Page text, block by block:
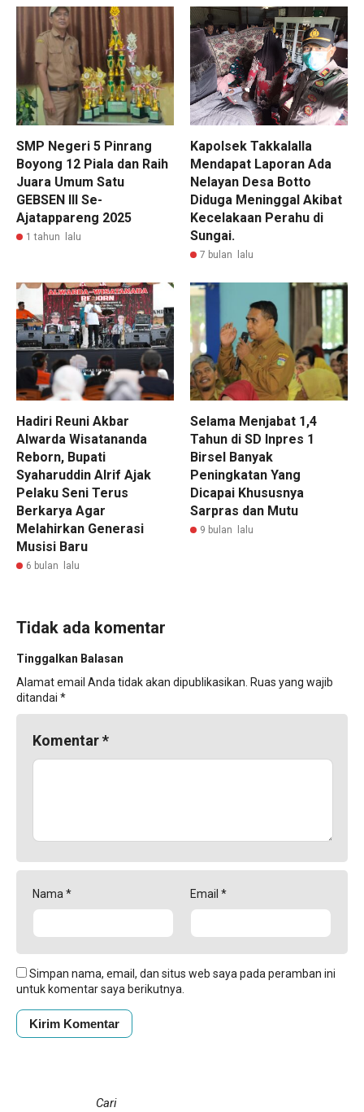
SMP Negeri 5 Pinrang
Boyong 12 Piala dan Raih
Juara Umum Satu
GEBSEN III Se-
Ajatappareng 2025
1 tahun lalu
Kapolsek Takkalalla
Mendapat Laporan Ada
Nelayan Desa Botto
Diduga Meninggal Akibat
Kecelakaan Perahu di
Sungai.
7 bulan lalu
Hadiri Reuni Akbar
Alwarda Wisatananda
Reborn, Bupati
Syaharuddin Alrif Ajak
Pelaku Seni Terus
Berkarya Agar
Melahirkan Generasi
Musisi Baru
6 bulan lalu
Selama Menjabat 1,4
Tahun di SD Inpres 1
Birsel Banyak
Peningkatan Yang
Dicapai Khususnya
Sarpras dan Mutu
9 bulan lalu
Tidak ada komentar
Tinggalkan Balasan
Alamat email Anda tidak akan dipublikasikan. Ruas yang wajib
ditandai *
Komentar*
Nama* Email *
Simpan nama, email, dan situs web saya pada peramban ini
untuk komentar saya berikutnya.
Cari